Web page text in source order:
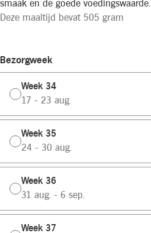
smaak en de goede voedingswaarde.
Deze maaltijd bevat 505 gram
Bezorgweek
Week 34
17 - 23 aug.
Week 35
24 - 30 aug.
Week 36
31 aug. - 6 sep.
Week 37